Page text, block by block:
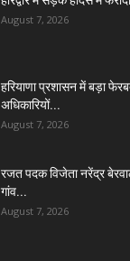
August 7, 2026
हरियाणा प्रशासन में बड़ा
अधिकारियों...
August 7, 2026
रजत पदक विजेता नरेंद्र
गांव...
August 7, 2026